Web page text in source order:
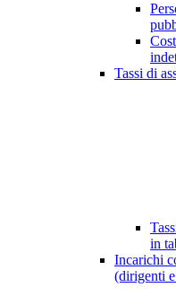
Tassi di
in
Incarichi
(dirigenti